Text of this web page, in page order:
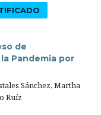
de
Pandemia por
Sánchez, Martha
Ruíz